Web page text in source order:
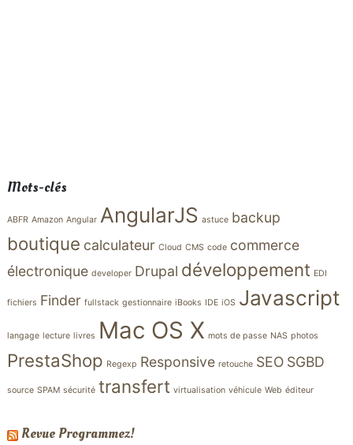
Mots-clés
ABFR Amazon Angular AngularJS astuce backup
boutique calculateur Cloud CMS code commerce
électronique developer Drupal développement EDI
fichiers Finder fullstack gestionnaire iBooks IDE iOS Javascript
langage lecture livres Mac OS X mots de passe NAS photos
PrestaShop Regexp Responsive retouche SEO SGBD
source SPAM sécurité transfert virtualisation véhicule Web éditeur
Revue Programmez!